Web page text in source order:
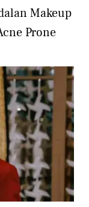
Makeup
Prone